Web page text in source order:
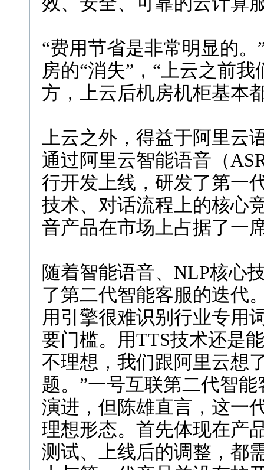
“费用节省是非常明显的
房的“消失”，“上云之前
方，上云后机房机柜基本
上云之外，得益于阿里云
通过阿里云智能语音（
行开发上线，研发了第一
技术、对话流程上的核心
音产品在市场上占据了一
随着智能语音、NLP核心
了第二代智能客服的迭代
用引擎很难识别行业专用
要门槛。用TTS技术还是
不理想，我们跟阿里云想
题。”一号互联第二代智
演进，但陈雄直言，这一
理想形态。首先体现在产
测试、上线后的调整，都